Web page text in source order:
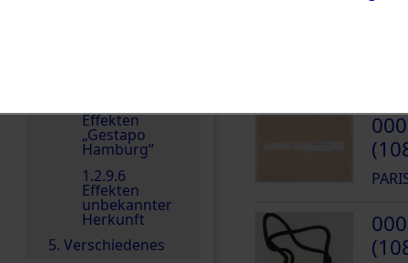
Effekten
„Gestapo
Hamburg“
1.2.9.6
Effekten
unbekannter
Herkunft
5. Verschiedenes